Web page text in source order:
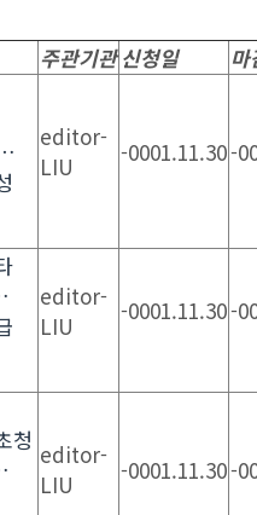
주관기관 신청일 마
editor-
LIU
-0001.11.30-
editor-
LIU
-0001.11.30-
청 editor-
LIU
-0001.11.30-